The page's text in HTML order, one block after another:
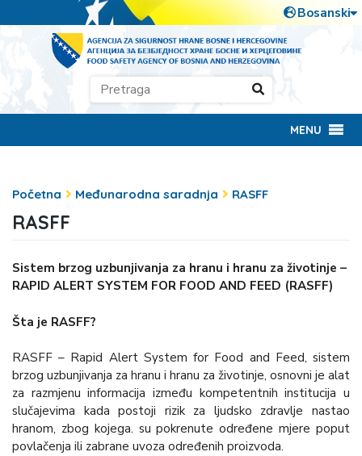
MENU
Početna Međunarodna saradnja RASFF
RASFF
Sistem brzog uzbunjivanja za hranu i hranu za životinje –
RAPID ALERT SYSTEM FOR FOOD AND FEED (RASFF)
Šta je RASFF?
RASFF – Rapid Alert System for Food and Feed, sistem
brzog uzbunjivanja za hranu i hranu za životinje, osnovni je alat
za razmjenu informacija između kompetentnih institucija u
slučajevima kada postoji rizik za ljudsko zdravlje nastao
hranom, zbog kojega. su pokrenute određene mjere poput
povlačenja ili zabrane uvoza određenih proizvoda.